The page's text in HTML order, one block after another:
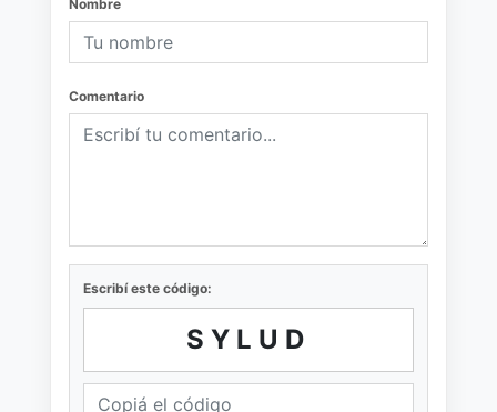
Nombre
Comentario
Escribí este código:
SYLUD